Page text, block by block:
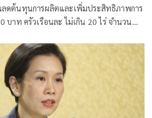
ลดต้นทุนการผลิตและเพิ่มประสิทธิภาพการ
บาท ครัวเรือนละ ไม่เกิน 20 ไร่ จำนวน